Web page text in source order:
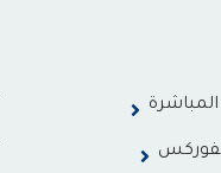
المباشرة